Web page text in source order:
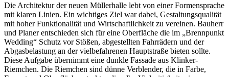
Die Architektur der neuen Müllerhalle lebt von einer Formensprache
mit klaren Linien. Ein wichtiges Ziel war dabei, Gestaltungsqualität
mit hoher Funktionalität und Wirtschaftlichkeit zu vereinen. Bauherr
und Planer entschieden sich für eine Oberfläche die im „Brennpunkt
Wedding“ Schutz vor Stößen, abgestellten Fahrrädern und der
Abgasbelastung an der vielbefahrenen Hauptstraße bieten sollte.
Diese Aufgabe übernimmt eine dunkle Fassade aus Klinker-
Riemchen. Die Riemchen sind dünne Verblender, die in Farbe,